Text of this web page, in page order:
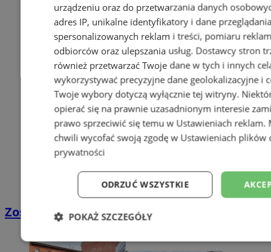
Zostań kierowcą w DPD
urządzeniu oraz do przetwarzania danych
adres IP, unikalne identyfikatory i dane
spersonalizowanych reklam i treści, pomiaru
odbiorców oraz ulepszania usług. Dostawcy stron
również przetwarzać Twoje dane w tych i innych
wykorzystywać precyzyjne dane geolokalizacyjne i
Twoje wybory dotyczą wyłącznie tej witryny.
opierać się na prawnie uzasadnionym interesie
prawo sprzeciwić się temu w Ustawieniach reklam.
chwili wycofać swoją zgodę w Ustawieniach plików
prywatności
ODRZUĆ WSZYSTKIE
POKAŻ SZCZEGÓŁY
Niezbędne Wydajność